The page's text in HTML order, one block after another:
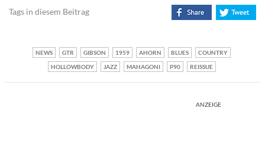
Tags in diesem Beitrag
NEWS GTR GIBSON 1959 AHORN BLUES
COUNTRY
HOLLOWBODY
JAZZ MAHAGONI P90 REISSUE
ANZEIGE